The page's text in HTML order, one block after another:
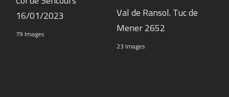
16/01/2023
79 Images
Val de Ransol. Tuc de
Mener 2652
23 Images